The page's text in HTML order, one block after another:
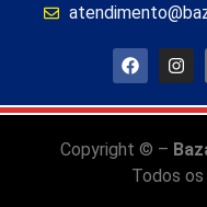
Copyright © –
Todos